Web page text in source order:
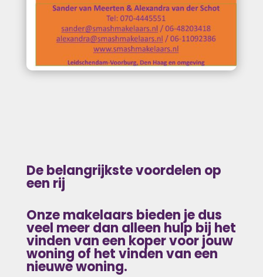
De belangrijkste voordelen op
een rij
Onze makelaars bieden je dus
veel meer dan alleen hulp bij het
vinden van een koper voor jouw
woning of het vinden van een
nieuwe woning.